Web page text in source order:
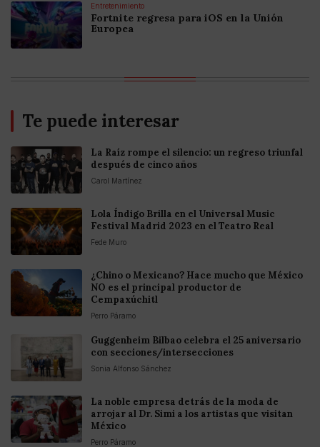
Entretenimiento
Fortnite regresa para iOS en la Unión
Europea
Te puede interesar
La Raíz rompe el silencio: un regreso triunfal
después de cinco años
Carol Martínez
Lola Índigo Brilla en el Universal Music
Festival Madrid 2023 en el Teatro Real
Fede Muro
¿Chino o Mexicano? Hace mucho que México
NO es el principal productor de
Cempaxúchitl
Perro Páramo
Guggenheim Bilbao celebra el 25 aniversario
con secciones/intersecciones
Sonia Alfonso Sánchez
La noble empresa detrás de la moda de
arrojar al Dr. Simi a los artistas que visitan
México
Perro Páramo